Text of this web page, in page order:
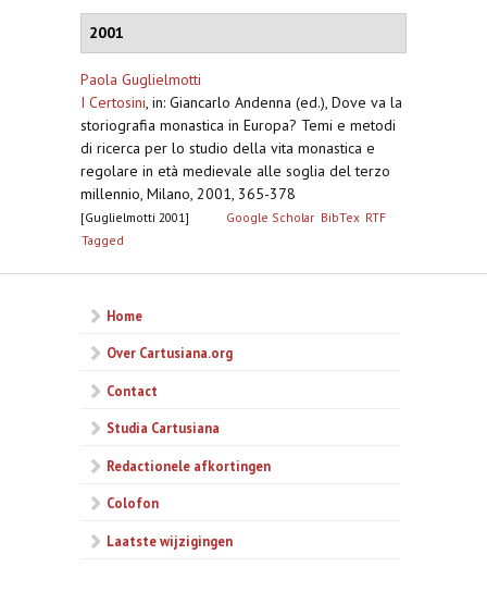
2001
Paola Guglielmotti
I Certosini, in: Giancarlo Andenna (ed.), Dove va la
storiografia monastica in Europa? Temi e metodi
di ricerca per lo studio della vita monastica e
regolare in età medievale alle soglia del terzo
millennio, Milano, 2001, 365-378
[Guglielmotti 2001] Google Scholar BibTex RTF
Tagged
Home
Over Cartusiana.org
Contact
Studia Cartusiana
Redactionele afkortingen
Colofon
Laatste wijzigingen